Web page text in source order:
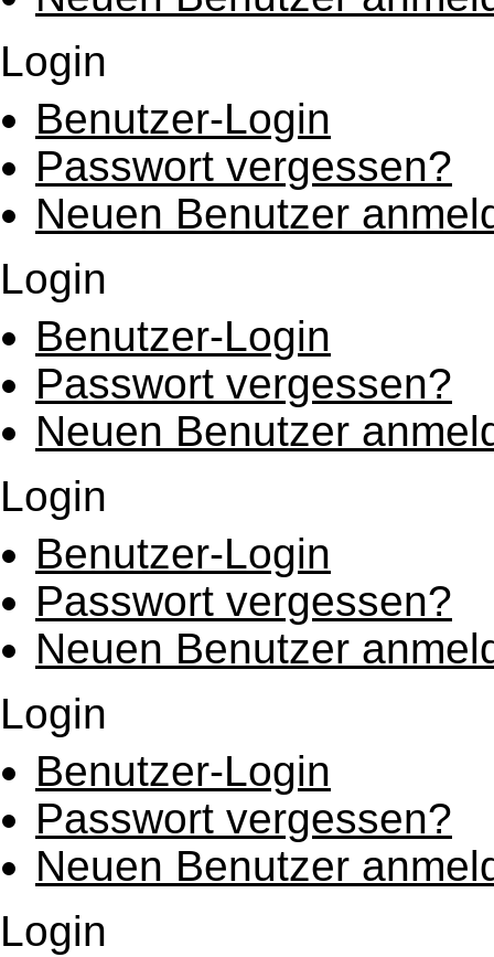
Login
Benutzer-Login
Passwort vergessen?
Neuen Benutzer
Login
Benutzer-Login
Passwort vergessen?
Neuen Benutzer
Login
Benutzer-Login
Passwort vergessen?
Neuen Benutzer
Login
Benutzer-Login
Passwort vergessen?
Neuen Benutzer
Login